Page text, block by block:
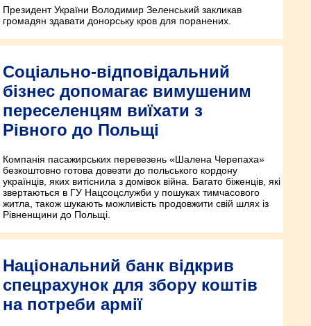
Президент України Володимир Зеленський закликав
громадян здавати донорську кров для поранених.
Соціально-відповідальний
бізнес допомагає вимушеним
переселенцям виїхати з
Рівного до Польщі
Компанія пасажирських перевезень «Шалена Черепаха»
безкоштовно готова довезти до польського кордону
українців, яких витіснила з домівок війна. Багато біженців, які
звертаються в ГУ Нацсоцслужби у пошуках тимчасового
житла, також шукають можливість продовжити свій шлях із
Рівненщини до Польщі.
Національний банк відкрив
спецрахунок для збору коштів
на потреби армії